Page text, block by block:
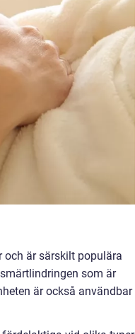
är särskilt populära
som är
är också användbar